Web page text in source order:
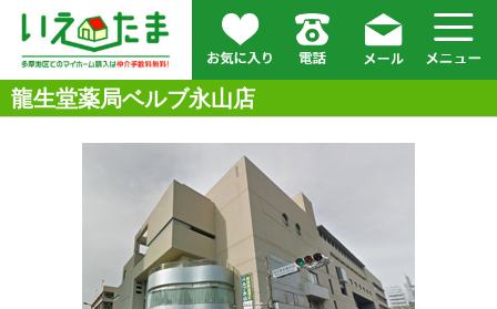
龍生堂薬局ベルブ永山店